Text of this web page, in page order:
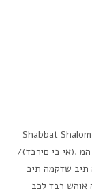
Shabbat
המ .(אי בי םירבד)/
תיב שדקמה תיב
אוהש רבד לכב